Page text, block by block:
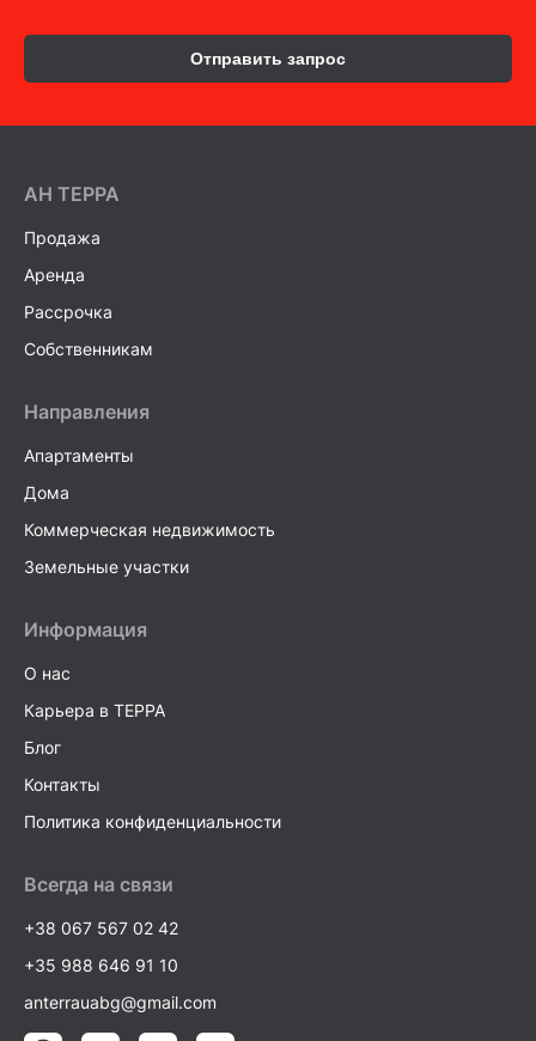
Отправить запрос
AH ТEPPA
Продажа
Аренда
Рассрочка
Собственникам
Направления
Апартаменты
Дома
Коммерческая недвижимость
Земельные участки
Информация
О нас
Карьера в TEPPA
Блог
Контакты
Политика конфиденциальности
Всегда на связи
+38 067 567 02 42
+35 988 646 91 10
anterrauabg@gmail.com